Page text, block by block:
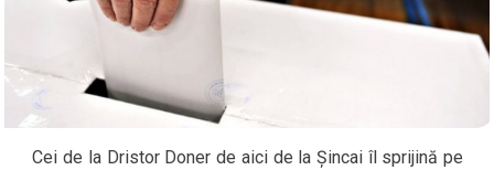
Cei de la Dristor Doner de aici de la Șincai îl sprijină pe